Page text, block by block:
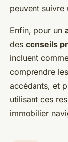
peuvent suivre
Enfin, pour un
des conseils
incluent
comprendre
accédants, et
utilisant ces
immobilier